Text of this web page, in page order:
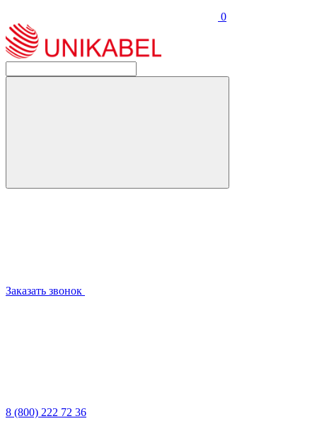
0
Заказать звонок
8 (800) 222 72 36